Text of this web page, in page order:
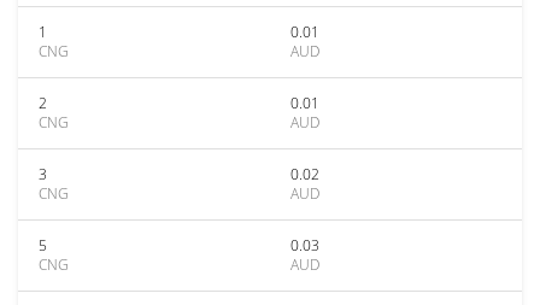
1
CNG
0.01
AUD
2
CNG
0.01
AUD
3
CNG
0.02
AUD
5
CNG
0.03
AUD